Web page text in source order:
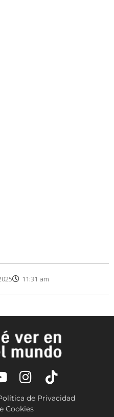
11:31 am
de Privacidad
Cookies